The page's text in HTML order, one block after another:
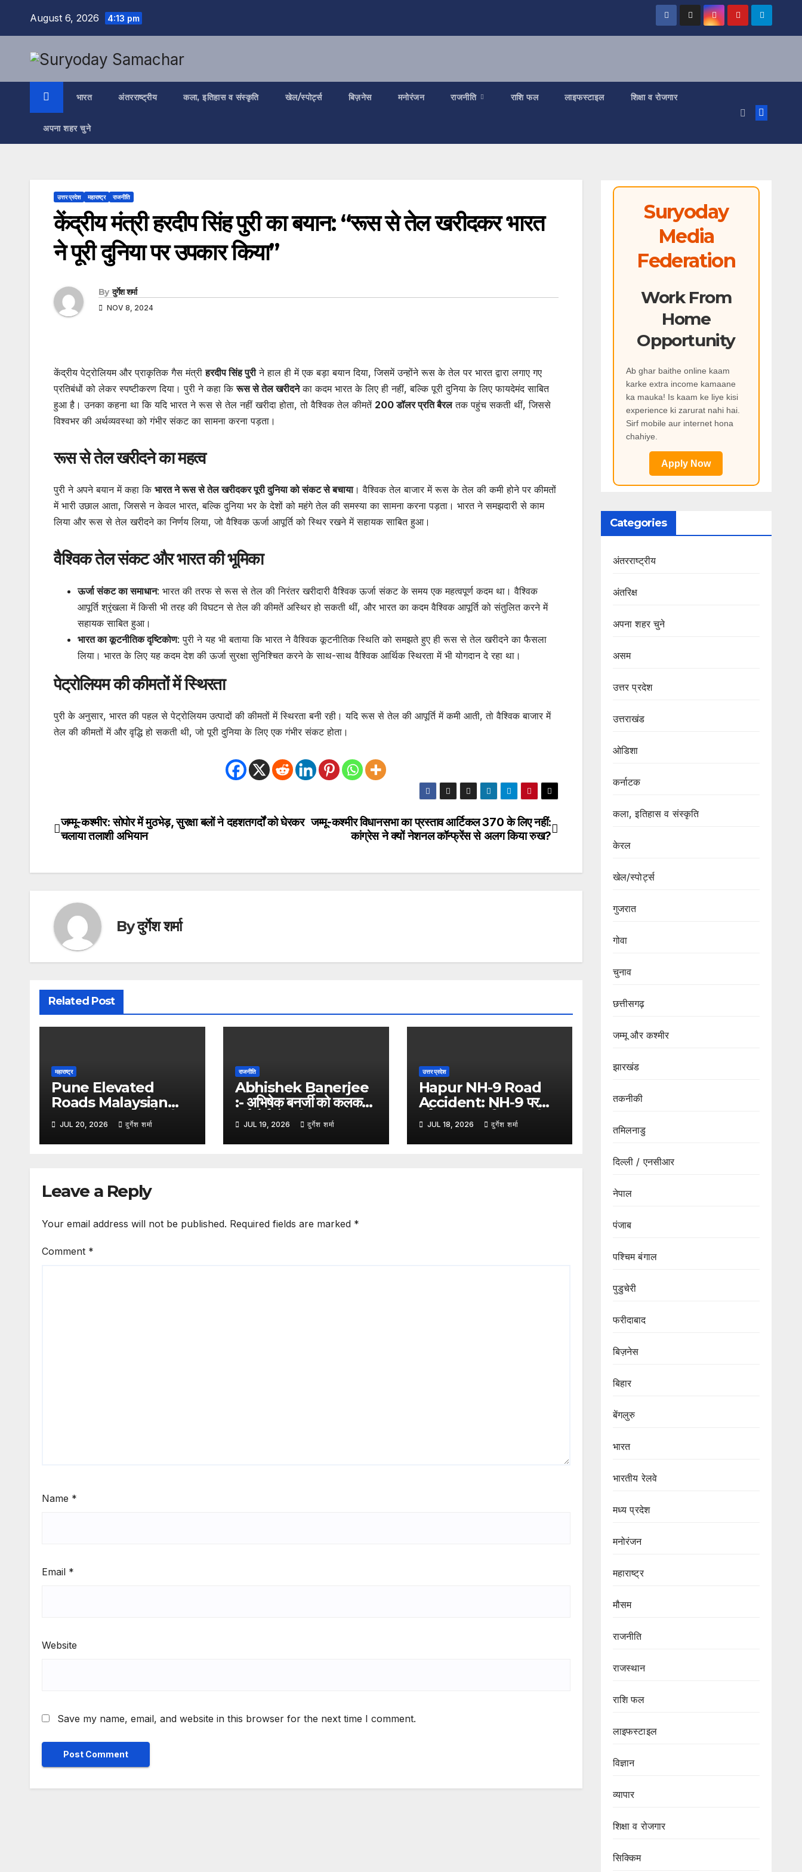
August 6, 2026 4:13 pm
भारत अंतरराष्ट्रीय कला, इतिहास व संस्कृति खेल/स्पोर्ट्स बिज़नेस मनोरंजन राजनीति राशि फल लाइफस्टाइल शिक्षा व रोजगार
अपना शहर चुने
उत्तर प्रदेश महाराष्ट्र राजनीति
केंद्रीय मंत्री हरदीप सिंह पुरी का बयान: “रूस से तेल खरीदकर भारत
ने पूरी दुनिया पर उपकार किया”
By दुर्गेश शर्मा
NOV 8, 2024
केंद्रीय पेट्रोलियम और प्राकृतिक गैस मंत्रीहरदीप सिंह पुरीने हाल ही में एक बड़ा बयान दिया, जिसमें उन्होंने रूस के तेल पर भारत द्वारा लगाए गए
प्रतिबंधों को लेकर स्पष्टीकरण दिया। पुरी ने कहा किरूस से तेल खरीदनेका कदम भारत के लिए ही नहीं, बल्कि पूरी दुनिया के लिए फायदेमंद साबित
हुआ है। उनका कहना था कि यदि भारत ने रूस से तेल नहीं खरीदा होता, तो वैश्विक तेल कीमतें 200 डॉलर प्रति बैरलतक पहुंच सकती थीं, जिससे
विश्वभर की अर्थव्यवस्था को गंभीर संकट का सामना करना पड़ता।
रूस से तेल खरीदने का महत्व
पुरी ने अपने बयान में कहा कि भारत ने रूस से तेल खरीदकर पूरी दुनिया को संकट से बचाया। वैश्विक तेल बाजार में रूस के तेल की कमी होने पर कीमतों
में भारी उछाल आता, जिससे न केवल भारत, बल्कि दुनिया भर के देशों को महंगे तेल की समस्या का सामना करना पड़ता। भारत ने समझदारी से काम
लिया और रूस से तेल खरीदने का निर्णय लिया, जो वैश्विक ऊर्जा आपूर्ति को स्थिर रखने में सहायक साबित हुआ।
वैश्विक तेल संकट और भारत की भूमिका
ऊर्जा संकट का समाधान: भारत की तरफ से रूस से तेल की निरंतर खरीदारी वैश्विक ऊर्जा संकट के समय एक महत्वपूर्ण कदम था। वैश्विक
आपूर्ति श्रृंखला में किसी भी तरह की विघटन से तेल की कीमतें अस्थिर हो सकती थीं, और भारत का कदम वैश्विक आपूर्ति को संतुलित करने में
सहायक साबित हुआ।
भारत का कूटनीतिक दृष्टिकोण: पुरी ने यह भी बताया कि भारत ने वैश्विक कूटनीतिक स्थिति को समझते हुए ही रूस से तेल खरीदने का फैसला
लिया। भारत के लिए यह कदम देश की ऊर्जा सुरक्षा सुनिश्चित करने के साथ-साथ वैश्विक आर्थिक स्थिरता में भी योगदान दे रहा था।
पेट्रोलियम की कीमतों में स्थिरता
पुरी के अनुसार, भारत की पहल से पेट्रोलियम उत्पादों की कीमतों में स्थिरता बनी रही। यदि रूस से तेल की आपूर्ति में कमी आती, तो वैश्विक बाजार में
तेल की कीमतों में और वृद्धि हो सकती थी, जो पूरी दुनिया के लिए एक गंभीर संकट होता।
Post
जम्मू-कश्मीर विधानसभा का प्रस्ताव आर्टिकल 370 के लिए नहीं:
कांग्रेस ने क्यों नेशनल कॉन्फ्रेंस से अलग किया रुख?
जम्मू-कश्मीर: सोपोर में मुठभेड़, सुरक्षा बलों ने दहशतगर्दों को घेरकर
चलाया तलाशी अभियान
Byदुर्गेश शर्मा
Related Post
महाराष्ट्र
Pune Elevated
Roads Malaysian
Technology : पुणे की
एलिवेटेड सड़कों में होगी
मलेशियाई तकनीक का
नितिन गडकरी
JUL 20, 2026 दुर्गेश शर्मा
राजनीति
Abhishek Banerjee
:- अभिषेक बनर्जी को कलकत्ता
हाईकोर्ट से बड़ी राहत, आमतला
कार्यालय पर आगे की तोड़फोड़
पर लगाई रोक
JUL 19, 2026 दुर्गेश शर्मा
उत्तर प्रदेश
Hapur NH-9 Road
Accident: NH-9 पर
दर्दनाक हादसा, पिकअप की
टक्कर से ट्रैक्टर-ट्रॉली
पलटी; दो की मौत, एक गंभीर
JUL 18, 2026 दुर्गेश शर्मा
Leave a Reply
Your email address will not be published. Required fields are marked *
Comment *
Name *
Email *
Website
Save my name, email, and website in this browser for the next time I comment.
Suryoday
Media
Federation
Work From
Home
Opportunity
Ab ghar baithe online kaam
karke extra income kamaane
ka mauka! Is kaam ke liye kisi
experience ki zarurat nahi hai.
Sirf mobile aur internet hona
chahiye.
Apply Now
Categories
अंतरराष्ट्रीय
अंतरिक्ष
अपना शहर चुने
असम
उत्तर प्रदेश
उत्तराखंड
ओडिशा
कर्नाटक
कला, इतिहास व संस्कृति
केरल
खेल/स्पोर्ट्स
गुजरात
गोवा
चुनाव
छत्तीसगढ़
जम्मू और कश्मीर
झारखंड
तकनीकी
तमिलनाडु
दिल्ली / एनसीआर
नेपाल
पंजाब
पश्चिम बंगाल
पुडुचेरी
फरीदाबाद
बिज़नेस
बिहार
बेंगलुरु
भारत
भारतीय रेलवे
मध्य प्रदेश
मनोरंजन
महाराष्ट्र
मौसम
राजनीति
राजस्थान
राशि फल
लाइफस्टाइल
विज्ञान
व्यापार
शिक्षा व रोजगार
सिक्किम